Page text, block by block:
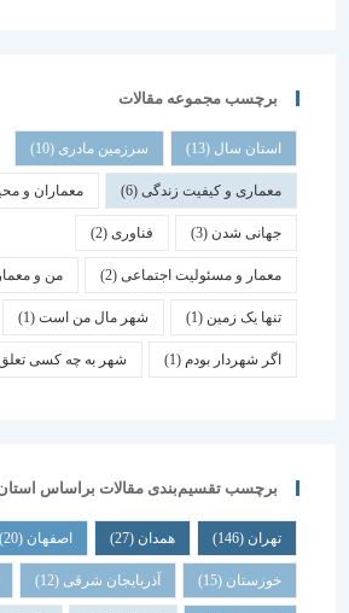
برچسب مجموعه مقالات
استان سال(13) سرزمین مادری(10)
معماری و کیفیت زندگی(6) معماران و محیط
جهانی شدن(3) فناوری (2)
معمار و مسئولیت اجتماعی (2) من و معماری (1)
تنها یک زمین(1) شهر مال من است(1)
اگر شهردار بودم (1) شهر به چه کسی تعلق دارد(1)
برچسب تقسیم‌بندی مقالات براساس استان
همدان اصفهان (20)
خوزستان(15) آذربایجان شرقی(12) سمنان